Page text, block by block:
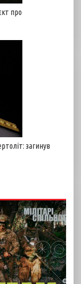
про
загинув